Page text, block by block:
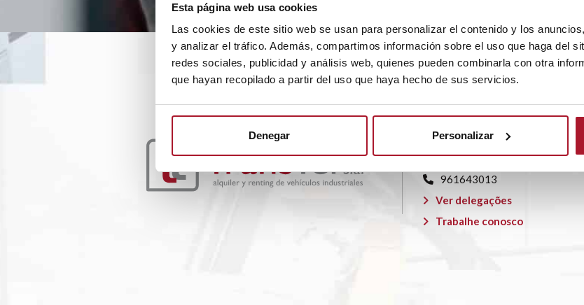
Esta página web usa cookies
Las cookies de este sitio web se usan para personalizar el contenido y los
y analizar el tráfico. Además, compartimos información sobre el uso que haga del
redes sociales, publicidad y análisis web, quienes pueden combinarla con otra
que hayan recopilado a partir del uso que haya hecho de sus servicios.
Denegar Personalizar
Crtra. Nac. III (Madrid-
Valência), km 342 Pol. Ind. El
Oliveral, Avda. Madrid 26 46190 ·
Riba-roja de Túria
961643013
Ver delegações
Trabalhe conosco